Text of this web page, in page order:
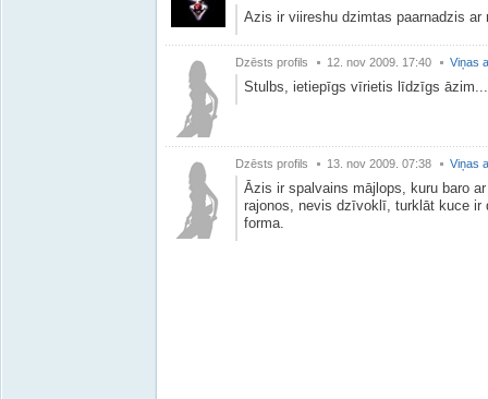
Azis ir viireshu dzimtas paarnadzis ar
Dzēsts profils 12. nov 2009. 17:40 Viņas
Stulbs, ietiepīgs vīrietis līdzīgs āzim...
Dzēsts profils 13. nov 2009. 07:38 Viņas
Āzis ir spalvains mājlops, kuru baro
rajonos, nevis dzīvoklī, turklāt kuce
forma.